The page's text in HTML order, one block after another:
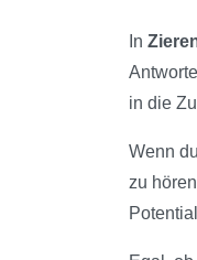
In
in die
Wenn
zu